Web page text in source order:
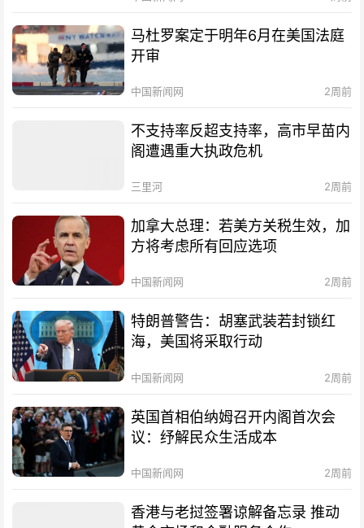
马杜罗案定于明年6月在美国法庭
开审
中国新闻网 2周前
不支持率反超支持率，高市早苗内
阁遭遇重大执政危机
三里河 2周前
加拿大总理：若美方关税生效，加
方将考虑所有回应选项
中国新闻网 2周前
特朗普警告：胡塞武装若封锁红
海，美国将采取行动
中国新闻网 2周前
英国首相伯纳姆召开内阁首次会
议：纾解民众生活成本
中国新闻网 2周前
香港与老挝签署谅解备忘录 推动